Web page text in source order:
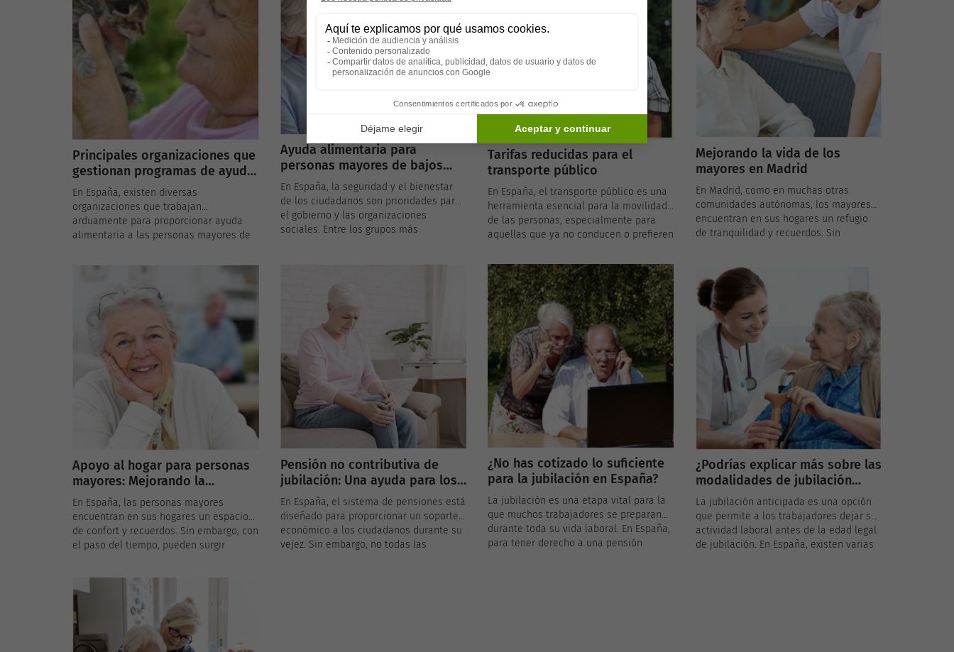
residente. Además, para aquellos con
bajos ingresos, existen plazas
subvencionadas que hacen accesible
este tipo de vivienda.
aquellas personas mayores que no
cumplen los requisitos para recibir una
pensión de jubilación o cuya pensión es
tan baja que no les permite cubrir sus
necesidades básicas.
reducción de la malnutrición entre los
estos esfuerzos están teniendo en la
salud de nuestros adultos mayores.
disfrutar de su etapa de vida con
dignidad y comodidad. Además, muchas
de estas opciones vienen con costos
reducidos para aquellos con bajos
ingresos, garantizando el acceso a
servicios de calidad
independientemente de la situación
Principales organizaciones que
gestionan programas de ayuda
alimentaria
En España, existen diversas
organizaciones que trabajan
arduamente para proporcionar ayuda
alimentaria a las personas mayores de
tanto gubernamentales como no
crucial en la lucha contra la pobreza y la
malnutrición entre los adultos mayores.
A continuación, se presentan algunas de
las principales organizaciones que
gestionan estos programas de ayuda
alimentaria:
Ayuda alimentaria para
personas mayores de bajos
ingresos
En España, la seguridad y el bienestar
de los ciudadanos son prioridades para
el gobierno y las organizaciones
sociales. Entre los grupos más
enfrentar dificultades para cubrir sus
necesidades básicas, incluyendo la
alimentación. Por esta razón, en algunas
regiones de España se han establecido
programas de ayuda alimentaria
destinados a este sector de la
población.
Tarifas reducidas para el
transporte público
En España, el transporte público es una
herramienta esencial para la movilidad
de las personas, especialmente para
aquellas que ya no conducen o prefieren
mayores pueden beneficiarse de tarifas
reducidas en el transporte público, una
ventaja que varía según los criterios
establecidos por cada comunidad
autónoma. A continuación, te
explicamos cómo funcionan estas
tarifas y qué pasos debes seguir para
acceder a ellas.
Mejorando la vida de los
mayores en Madrid
En Madrid, como en muchas otras
comunidades autónomas, los mayores
encuentran en sus hogares un refugio
de tranquilidad y recuerdos. Sin
requieren adaptaciones para garantizar
su seguridad y autonomía.
Afortunadamente, la Comunidad de
Madrid ofrece el Plan de Ayudas a la
Accesibilidad en el Hogar, una excelente
oportunidad para mejorar la calidad de
vida de nuestros mayores. ¿Cómo
puedes solicitar estas ayudas? ¡Te lo
contamos paso a paso!
Apoyo al hogar para personas
mayores: Mejorando la
autonomía y seguridad en el
domicilio
En España, las personas mayores
encuentran en sus hogares un espacio
de confort y recuerdos. Sin embargo, con
el paso del tiempo, pueden surgir
autonomía y seguridad.
Afortunadamente, algunas comunidades
autónomas ofrecen ayudas para la
mejora del hogar de las personas
mayores, con el objetivo de facilitar su
Pensión no contributiva de
jubilación: Una ayuda para los
más vulnerables
En España, el sistema de pensiones está
diseñado para proporcionar un soporte
económico a los ciudadanos durante su
vejez. Sin embargo, no todas las
¿No has cotizado lo suficiente
para la jubilación en España?
La jubilación es una etapa vital para la
que muchos trabajadores se preparan
durante toda su vida laboral. En España,
para tener derecho a una pensión
¿Podrías explicar más sobre las
modalidades de jubilación
anticipada?
La jubilación anticipada es una opción
que permite a los trabajadores dejar su
actividad laboral antes de la edad legal
de jubilación. En España, existen varias